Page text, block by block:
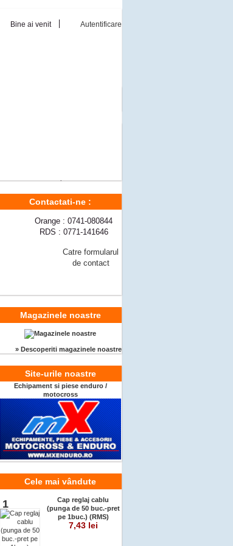
Bine ai venit Autentificare
Contactati-ne :
Orange : 0741-080844
RDS : 0771-141646
Catre formularul
de contact
Magazinele noastre
» Descoperiti magazinele noastre
Site-urile noastre
Echipament si piese enduro /
motocross
Cele mai vândute
1
Cap reglaj cablu
(punga de 50 buc.-pret
pe 1buc.) (RMS)
7,43 lei